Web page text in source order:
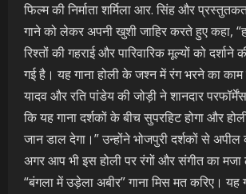
फिल्म की निर्माता शर्मिला आर. सिंह और
गाने को लेकर अपनी खुशी जाहिर करते हुए कहा,
रिश्तों की गहराई और पारिवारिक मूल्यों को दर्शाने
गई है। यह गाना होली के जश्न में रंग भरने का
यादव और रति पांडेय की जोड़ी ने शानदार
कि यह गाना दर्शकों के बीच सुपरहिट होगा और
जान डाल देगा।” उन्होंने भोजपुरी दर्शकों से
अगर आप भी इस होली पर रंगों और संगीत का मजा
“बंगला में उड़ेला अबीर” गाना मिस मत करिए। यह